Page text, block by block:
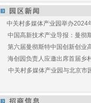
中关村多媒体产业园举办2024
中国高新技术产业导报：曼彻
第六届曼彻斯特中国创新创业
海创园负责人应邀出席首届乡
中关村多媒体产业园与北京市